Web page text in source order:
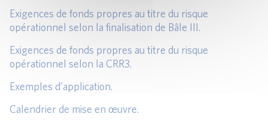
Exigences de fonds propres au titre du risque
opérationnel selon la finalisation de Bâle III.
Exigences de fonds propres au titre du risque
opérationnel selon la CRR3.
Exemples d’application.
Calendrier de mise en œuvre.